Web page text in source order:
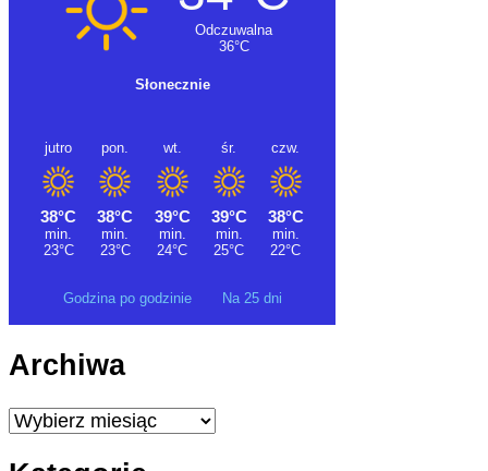
Godzina po godzinie Na 25 dni
Archiwa
Archiwa